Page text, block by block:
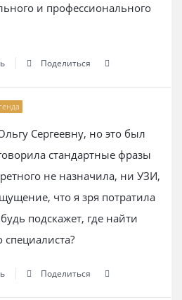
и профессионального
Поделиться
Сергеевну, но это был
стандартные фразы
не назначила, ни УЗИ,
что я зря потратила
подскажет, где найти
специалиста?
Поделиться